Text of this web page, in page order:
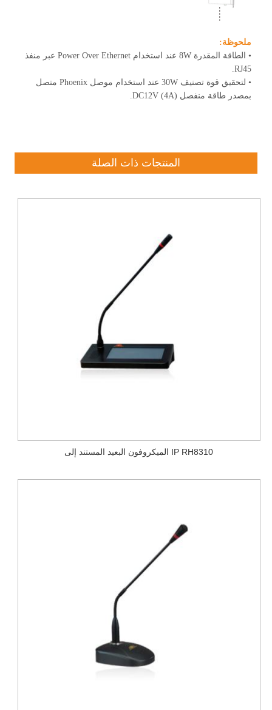
ملحوظة:
• الطاقة المقدرة 8W عند استخدام Power Over Ethernet عبر منفذ
RJ45.
• لتحقيق قوة تصنيف 30W عند استخدام موصل Phoenix متصل
بمصدر طاقة منفصل DC12V (4A).
المنتجات ذات الصلة
الميكروفون البعيد المستند إلى IP RH8310